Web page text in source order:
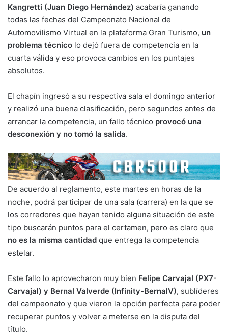
Kangretti (Juan Diego Hernández) acabaría ganando
todas las fechas del Campeonato Nacional de
Automovilismo Virtual en la plataforma Gran Turismo, un
problema técnico lo dejó fuera de competencia en la
cuarta válida y eso provoca cambios en los puntajes
absolutos.
El chapín ingresó a su respectiva sala el domingo anterior
y realizó una buena clasificación, pero segundos antes de
arrancar la competencia, un fallo técnico provocó una
desconexión y no tomó la salida.
De acuerdo al reglamento, este martes en horas de la
noche, podrá participar de una sala (carrera) en la que se
los corredores que hayan tenido alguna situación de este
tipo buscarán puntos para el certamen, pero es claro que
no es la misma cantidad que entrega la competencia
estelar.
Este fallo lo aprovecharon muy bien Felipe Carvajal (PX7-
Carvajal) y Bernal Valverde (Infinity-BernalV), sublíderes
del campeonato y que vieron la opción perfecta para poder
recuperar puntos y volver a meterse en la disputa del
título.